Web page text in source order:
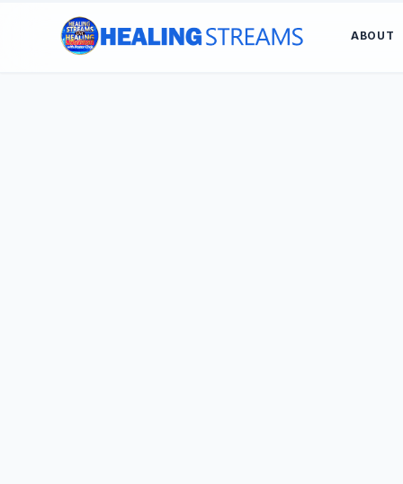
ABOUT